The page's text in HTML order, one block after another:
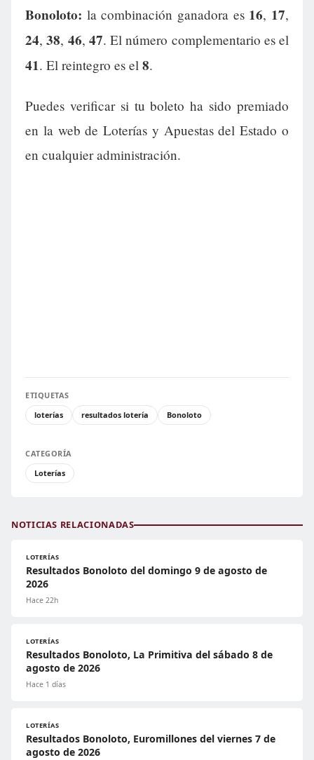
Bonoloto: la combinación ganadora es 16, 17,
24,38, 46, 47. El número complementario es el
41. El reintegro es el 8.
Puedes verificar si tu boleto ha sido premiado
en la web de Loterías y Apuestas del Estado o
en cualquier administración.
ETIQUETAS
loterías
resultados lotería Bonoloto
CATEGORÍA
Loterías
NOTICIAS RELACIONADAS
LOTERÍAS
Resultados Bonoloto del domingo 9 de agosto de
2026
Hace 22h
LOTERÍAS
Resultados Bonoloto, La Primitiva del sábado 8 de
agosto de 2026
Hace 1 días
LOTERÍAS
Resultados Bonoloto, Euromillones del viernes 7 de
agosto de 2026